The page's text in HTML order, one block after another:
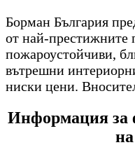
Борман България
от най-престижните
пожароустойчиви,
вътрешни
ниски цени.
Информация за